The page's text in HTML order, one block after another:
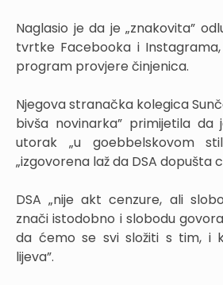
Naglasio je da je „znakovita”
tvrtke Facebooka i
program provjere činjenica.
Njegova stranačka kolegica
bivša novinarka” primijetila
utorak „u goebbelskovom
„izgovorena laž da DSA dopušta
DSA „nije akt cenzure, ali
znači istodobno i slobodu
da ćemo se svi složiti s tim, i
lijeva”.